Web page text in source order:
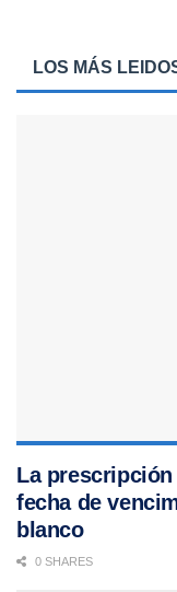
LOS MÁS
La
fecha de
blanco
0 SHARES